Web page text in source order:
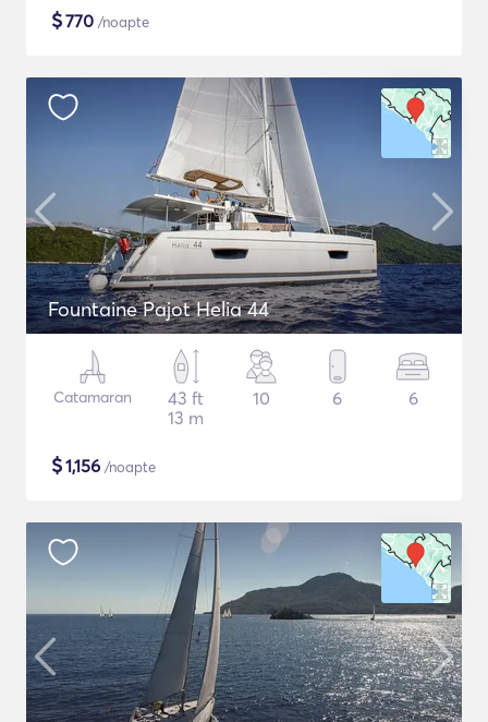
$770 /noapte
Fountaine Pajot Helia 44
Catamaran
43 ft
13 m
10 6 6
$1,156 /noapte